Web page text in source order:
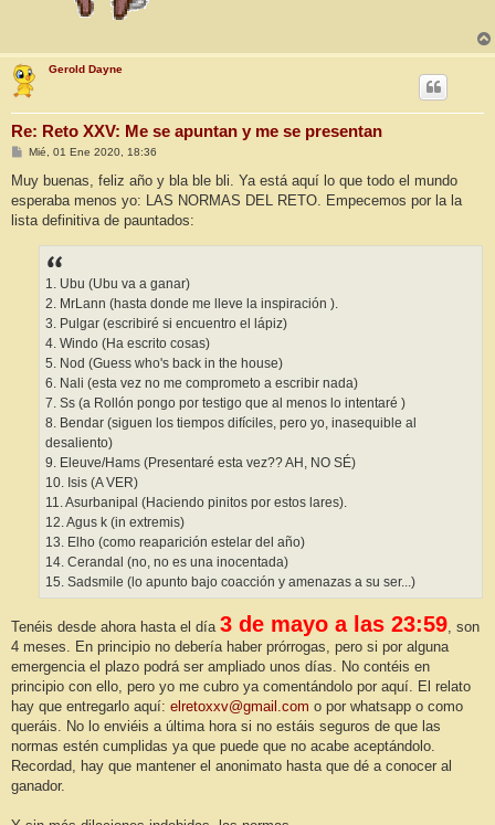
Gerold Dayne
Re: Reto XXV: Me se apuntan y me se presentan
M
n
a
j
Mié, 01 Ene 2020, 18:36
Muy buenas, feliz año y bla ble bli. Ya está aquí lo que todo el mundo
esperaba menos yo: LAS NORMAS DEL RETO. Empecemos por la la
lista definitiva de pauntados:
1. Ubu (Ubu va a ganar)
2. MrLann (hasta donde me lleve la inspiración ).
3. Pulgar (escribiré si encuentro el lápiz)
4. Windo (Ha escrito cosas)
5. Nod (Guess who's back in the house)
6. Nali (esta vez no me comprometo a escribir nada)
7. Ss (a Rollón pongo por testigo que al menos lo intentaré )
8. Bendar (siguen los tiempos difíciles, pero yo, inasequible al
desaliento)
9. Eleuve/Hams (Presentaré esta vez?? AH, NO SÉ)
10. Isis (A VER)
11. Asurbanipal (Haciendo pinitos por estos lares).
12. Agus k (in extremis)
13. Elho (como reaparición estelar del año)
14. Cerandal (no, no es una inocentada)
15. Sadsmile (lo apunto bajo coacción y amenazas a su ser...)
Tenéis desde ahora hasta el día 3 de mayo a las 23:59, son
4 meses. En principio no debería haber prórrogas, pero si por alguna
emergencia el plazo podrá ser ampliado unos días. No contéis en
principio con ello, pero yo me cubro ya comentándolo por aquí. El relato
hay que entregarlo aquí: elretoxxv@gmail.com o por whatsapp o como
queráis. No lo enviéis a última hora si no estáis seguros de que las
normas estén cumplidas ya que puede que no acabe aceptándolo.
Recordad, hay que mantener el anonimato hasta que dé a conocer al
ganador.